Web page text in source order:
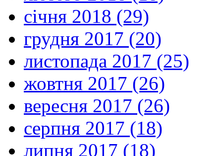
січня 2018 (29)
грудня 2017 (20)
листопада 2017 (25)
жовтня 2017 (26)
вересня 2017 (26)
серпня 2017 (18)
липня 2017 (18)